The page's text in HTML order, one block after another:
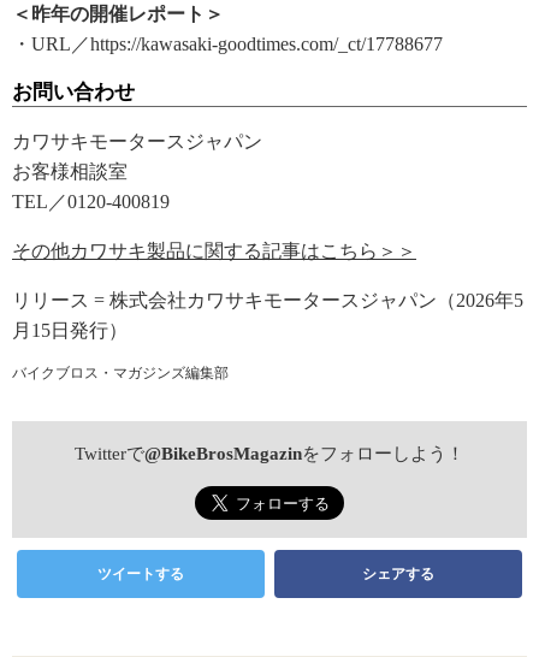
＜昨年の開催レポート＞
・URL／https://kawasaki-goodtimes.com/_ct/17788677
お問い合わせ
カワサキモータースジャパン
お客様相談室
TEL／0120-400819
その他カワサキ製品に関する記事はこちら＞＞
リリース = 株式会社カワサキモータースジャパン（2026年5
月15日発行）
バイクブロス・マガジンズ編集部
Twitterで@BikeBrosMagazinをフォローしよう！
ツイートする シェアする